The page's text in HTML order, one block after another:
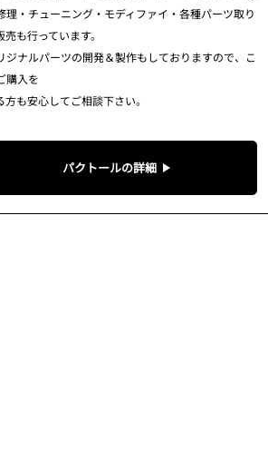
理・チューニング・モディファイ・各種パーツ取り
売も行っています。
ジナルパーツの開発＆製作もしておりますので、こ
購入を
方も安心してご相談下さい。
パクトールの詳細